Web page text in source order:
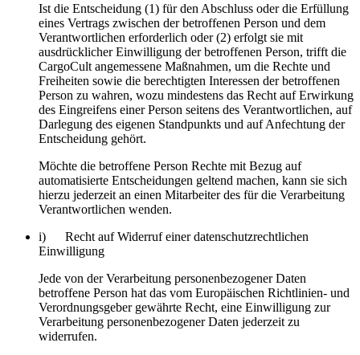
Ist die Entscheidung (1) für den Abschluss oder die Erfüllung
eines Vertrags zwischen der betroffenen Person und dem
Verantwortlichen erforderlich oder (2) erfolgt sie mit
ausdrücklicher Einwilligung der betroffenen Person, trifft die
CargoCult angemessene Maßnahmen, um die Rechte und
Freiheiten sowie die berechtigten Interessen der betroffenen
Person zu wahren, wozu mindestens das Recht auf Erwirkung
des Eingreifens einer Person seitens des Verantwortlichen, auf
Darlegung des eigenen Standpunkts und auf Anfechtung der
Entscheidung gehört.
Möchte die betroffene Person Rechte mit Bezug auf
automatisierte Entscheidungen geltend machen, kann sie sich
hierzu jederzeit an einen Mitarbeiter des für die Verarbeitung
Verantwortlichen wenden.
i) Recht auf Widerruf einer datenschutzrechtlichen
Einwilligung
Jede von der Verarbeitung personenbezogener Daten
betroffene Person hat das vom Europäischen Richtlinien- und
Verordnungsgeber gewährte Recht, eine Einwilligung zur
Verarbeitung personenbezogener Daten jederzeit zu
widerrufen.